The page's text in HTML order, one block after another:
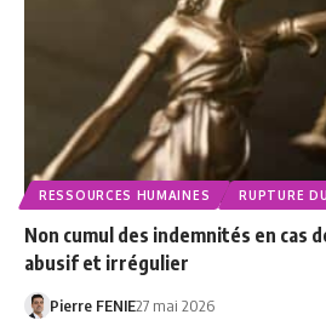
RESSOURCES HUMAINES RUPTURE
Non cumul des indemnités en cas
abusif et irrégulier
Pierre FENIE27 mai 2026